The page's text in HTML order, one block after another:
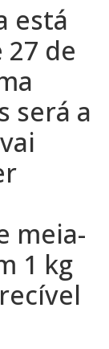
está
de
será a
meia-
1 kg